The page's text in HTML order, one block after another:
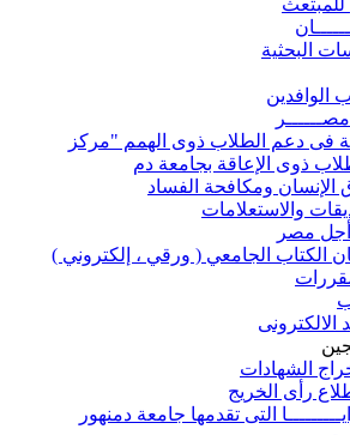
البحثية
الوافدين
فى دعم الطلاب ذوى الهمم "مركز
ذوى الإعاقة بجامعة دم
ومكافحة الفساد
والاستعلامات
مصر
الكتاب الجامعي ( ورقي ، إلكتروني )
الالكترونى
الشهادات
رأى الخريج
التى تقدمها جامعة دمنهور